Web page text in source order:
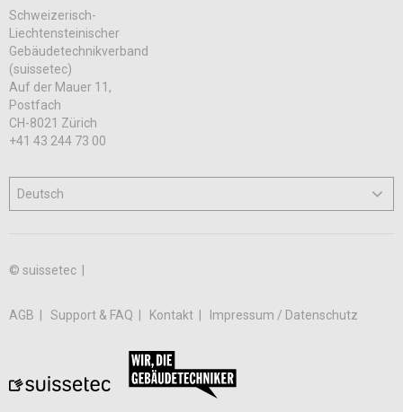
Schweizerisch-
Liechtensteinischer
Gebäudetechnikverband
(suissetec)
Auf der Mauer 11,
Postfach
CH-8021 Zürich
+41 43 244 73 00
© suissetec |
AGB Support & FAQ Kontakt Impressum / Datenschutz